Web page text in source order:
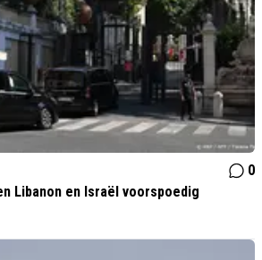
0
Libanon en Israël voorspoedig